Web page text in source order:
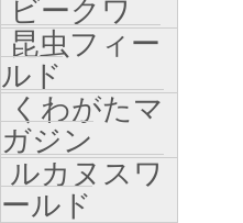
ビークワ
昆虫フィー
ルド
くわがたマ
ガジン
ルカヌスワ
ールド